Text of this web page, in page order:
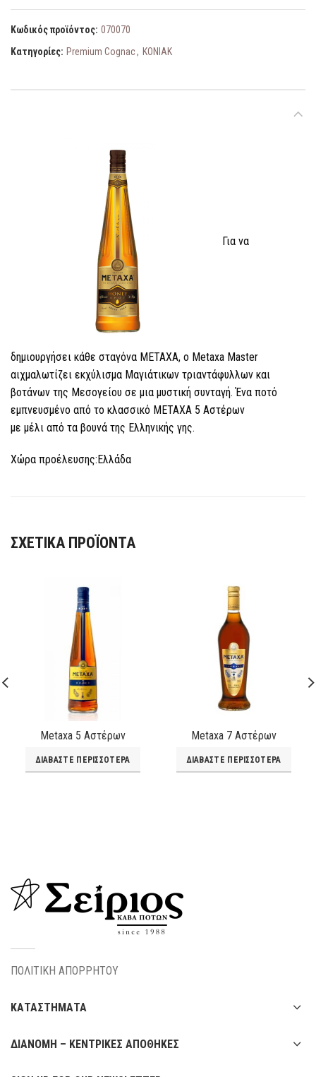
Κωδικός προϊόντος: 070070
Κατηγορίες: Premium Cognac, ΚΟΝΙΑΚ
Για να
δημιουργήσει κάθε σταγόνα ΜΕΤΑΧΑ, ο Μetaxa Master
αιχμαλωτίζει εκχύλισμα Μαγιάτικων τριαντάφυλλων και
βοτάνων της Μεσογείου σε μια μυστική συνταγή. Ένα ποτό
εμπνευσμένο από το κλασσικό ΜΕΤΑΧΑ 5 Αστέρων
με μέλι από τα βουνά της Ελληνικής γης.
Χώρα προέλευσης:Ελλάδα
ΣΧΕΤΙΚΆ ΠΡΟΪΌΝΤΑ
Μetaxa 5 Αστέρων
ΔΙΑΒΆΣΤΕ ΠΕΡΙΣΣΌΤΕΡΑ
Μetaxa 7 Αστέρων
ΔΙΑΒΆΣΤΕ ΠΕΡΙΣΣΌΤΕΡΑ
ΠΟΛΙΤΙΚΗ ΑΠΟΡΡΗΤΟΥ
ΚΑΤΑΣΤΗΜΑΤΑ
ΔΙΑΝΟΜΗ – ΚΕΝΤΡΙΚΕΣ ΑΠΟΘΗΚΕΣ